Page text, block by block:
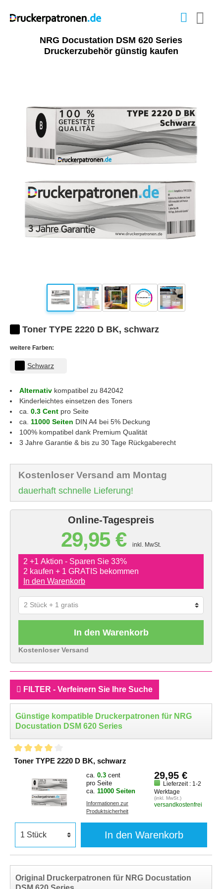
NRG Docustation DSM 620 Series
Druckerzubehör günstig kaufen
Toner TYPE 2220 D BK, schwarz
weitere Farben:
Schwarz
Alternativ kompatibel zu 842042
Kinderleichtes einsetzen des Toners
ca. 0.3 Cent pro Seite
ca. 11000 Seiten DIN A4 bei 5% Deckung
100% kompatibel dank Premium Qualität
3 Jahre Garantie & bis zu 30 Tage Rückgaberecht
Kostenloser Versand am Montag
dauerhaft schnelle Lieferung!
Online-Tagespreis
29,95 € inkl. MwSt.
2 +1 Aktion - Sparen Sie 33%
2 kaufen + 1 GRATIS bekommen
In den Warenkorb
In den Warenkorb
Kostenloser Versand
FILTER - Verfeinern Sie Ihre Suche
Günstige kompatible Druckerpatronen für NRG
Docustation DSM 620 Series
Toner TYPE 2220 D BK, schwarz
ca. 0.3 cent
pro Seite
ca. 11000 Seiten
Informationen zur
Produktsicherheit
29,95 €
Lieferzeit : 1-2
Werktage
(inkl. MwSt.)
versandkostenfrei
In den Warenkorb
Original Druckerpatronen für NRG Docustation